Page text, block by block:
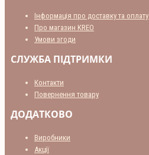
Інформація про доставку та оплату
Про магазин KREO
Умови згоди
СЛУЖБА ПІДТРИМКИ
Контакти
Повернення товару
ДОДАТКОВО
Виробники
Акції